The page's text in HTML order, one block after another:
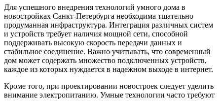
Для успешного внедрения технологий умного дома в
новостройках Санкт-Петербурга необходима тщательно
продуманная инфраструктура. Интеграция различных систем
и устройств требует наличия мощной сети, способной
поддерживать высокую скорость передачи данных и
стабильное соединение. Важно учитывать, что современный
дом может содержать множество подключенных устройств,
каждое из которых нуждается в надежном выходе в интернет.
Кроме того, при проектировании новостроек следует уделить
внимание электропитанию. Умные технологии часто требуют